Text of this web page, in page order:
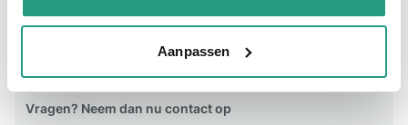
Aanpassen
Temperatuur/-
-35°C tot max. +100°C, verzadigd
Vragen? Neem dan nu contact op